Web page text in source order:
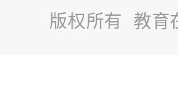
版权所有 教育